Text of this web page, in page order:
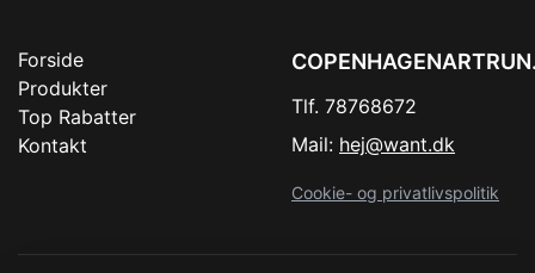
Forside
Produkter
Top Rabatter
Kontakt
Tlf. 78768672
Mail: hej@want.dk
Cookie- og privatlivspolitik